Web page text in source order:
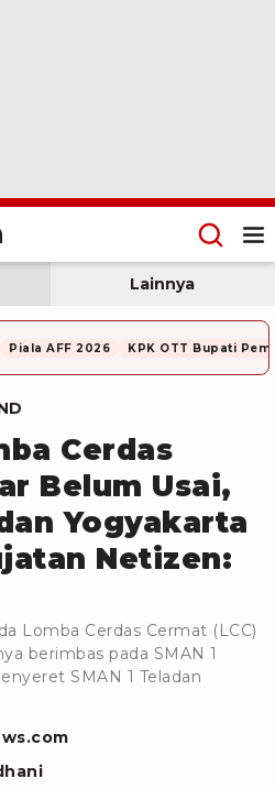
Lainnya
Piala AFF 2026 KPK OTT Bupati
Cerdas
Belum Usai,
Yogyakarta
Netizen:
Lomba Cerdas Cermat (LCC)
berimbas pada SMAN 1
SMAN 1 Teladan